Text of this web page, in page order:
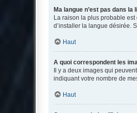
Ma langue n’est pas dans la
La raison la plus probable
d’installer la langue désirée.
Haut
A quoi correspondent les
Il y a deux images qui
indiquant votre nombre de
Haut